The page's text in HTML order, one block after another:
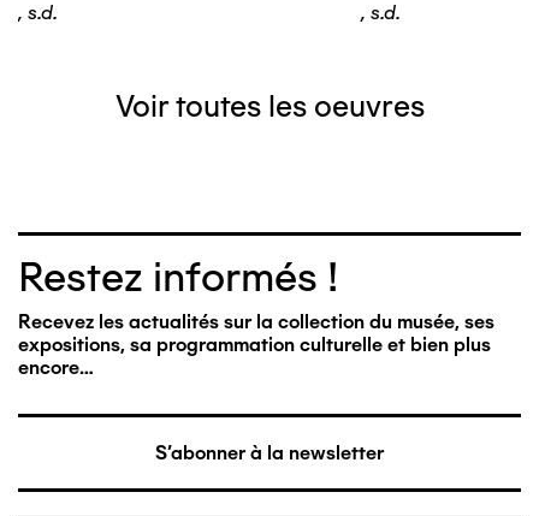
, s.d.
, s.d.
Voir toutes les oeuvres
Restez informés !
Recevez les actualités sur la collection du musée, ses
expositions, sa programmation culturelle et bien plus
encore…
S'abonner à la newsletter